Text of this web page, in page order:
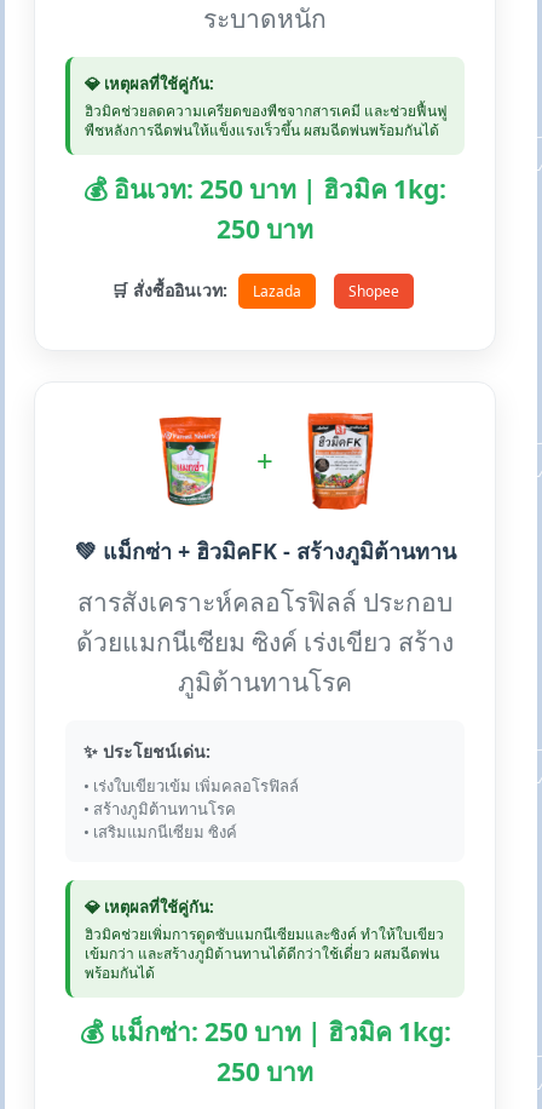
ระบาดหนัก
💎 เหตุผลที่ใช้คู่กัน:
ฮิวมิคช่วยลดความเครียดของพืชจากสารเคมี และช่วยฟื้นฟู
พืชหลังการฉีดพ่นให้แข็งแรงเร็วขึ้น ผสมฉีดพ่นพร้อมกันได้
💰 อินเวท: 250 บาท | ฮิวมิค 1kg:
250 บาท
🛒 สั่งซื้ออินเวท: Lazada Shopee
+
💚 แม็กซ่า + ฮิวมิคFK - สร้างภูมิต้านทาน
สารสังเคราะห์คลอโรฟิลล์ ประกอบ
ด้วยแมกนีเซียม ซิงค์ เร่งเขียว สร้าง
ภูมิต้านทานโรค
✨ ประโยชน์เด่น:
• เร่งใบเขียวเข้ม เพิ่มคลอโรฟิลล์
• สร้างภูมิต้านทานโรค
• เสริมแมกนีเซียม ซิงค์
💎 เหตุผลที่ใช้คู่กัน:
ฮิวมิคช่วยเพิ่มการดูดซับแมกนีเซียมและซิงค์ ทำให้ใบเขียว
เข้มกว่า และสร้างภูมิต้านทานได้ดีกว่าใช้เดี่ยว ผสมฉีดพ่น
พร้อมกันได้
💰 แม็กซ่า: 250 บาท | ฮิวมิค 1kg:
250 บาท